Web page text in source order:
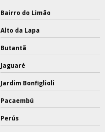
Bairro do Limão
Alto da Lapa
Butantã
Jaguaré
Jardim Bonfiglioli
Pacaembú
Perús